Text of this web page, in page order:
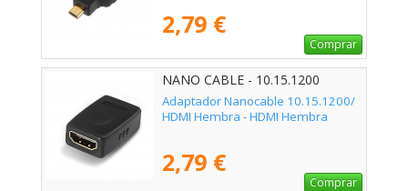
2,79 €
Comprar
NANO CABLE - 10.15.1200
Adaptador Nanocable 10.15.1200/
HDMI Hembra - HDMI Hembra
2,79 €
Comprar